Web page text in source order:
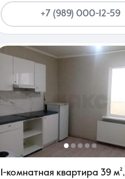
+7 (989) 000-12-59
1-комнатная квартира 39 м²,